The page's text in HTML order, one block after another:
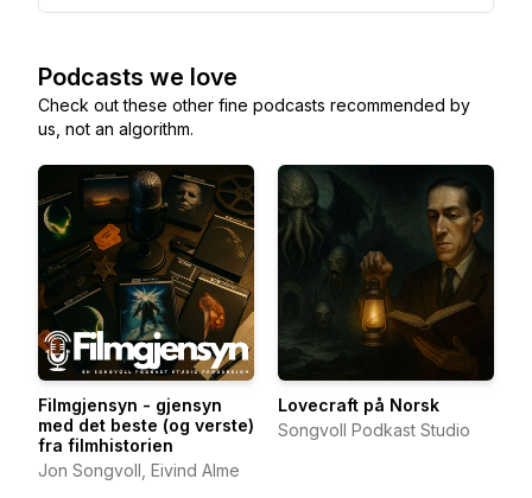
Podcasts we love
Check out these other fine podcasts recommended by
us, not an algorithm.
Filmgjensyn - gjensyn
med det beste (og verste)
fra filmhistorien
Jon Songvoll, Eivind Alme
Lovecraft på Norsk
Songvoll Podkast Studio